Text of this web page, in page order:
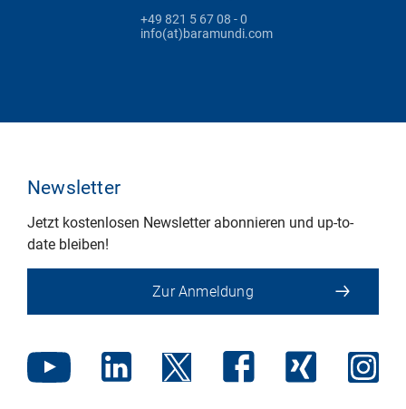
+49 821 5 67 08 - 0
info(at)baramundi.com
Newsletter
Jetzt kostenlosen Newsletter abonnieren und up-to-
date bleiben!
Zur Anmeldung